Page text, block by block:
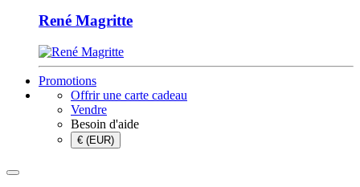
René Magritte
Promotions
Offrir une carte cadeau
Vendre
Besoin d'aide
€ (EUR)